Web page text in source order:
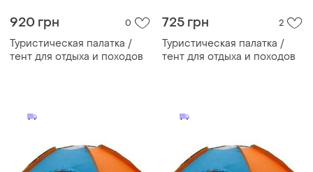
920 грн 0
Туристическая палатка /
тент для отдыха и походов
725 грн 2
Туристическая палатка /
тент для отдыха и походов